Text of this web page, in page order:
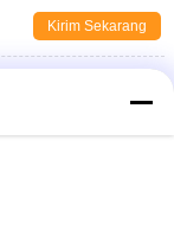
Kirim Sekarang
Bagian Cetakan
Cetakan Injeksi